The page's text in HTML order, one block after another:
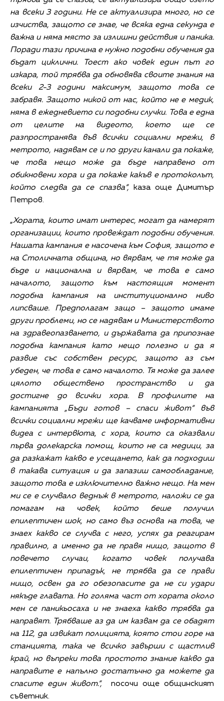
на всеки 3 години. Не се актуализира много, но се
изчиства, защото се знае, че всяка една секунда е
важна и няма място за излишни действия и паника.
Поради тази причина е нужно подобни обучения да
бъдат циклични. Тоест ако човек един път го
изкара, той трябва да обновява своите знания на
всеки 2-3 години максимум, защото това се
забравя. Защото никой от нас, който не е медик,
няма в ежедневието си подобни случки. Това е една
от целите на видеото, което ще се
разпространява във всички социални мрежи, в
метрото, надявам се и по други канали да покаже,
че това нещо може да бъде направено от
обикновени хора и да покаже какъв е протоколът,
който следва да се спазва“,каза още Димитър
Петров.
„Хората, които имат интерес, могат да намерят
организации, които провеждат подобни обучения.
Нашата кампания е насочена към София, защото е
на Столичната община, но вярвам, че тя може да
бъде и национална и вярвам, че това е само
началото, защото към настоящия момент
подобна кампания на институционално ниво
липсваше. Предполагам защо – защото имаме
други проблеми, но се надявам и Министерството
на здравеопазването, и държавата да припознае
подобна кампания като нещо полезно и да я
развие със собствен ресурс, защото аз съм
убеден, че това е само началото. Тя може да залее
цялото обществено пространство и да
достигне до всички хора. В профилите на
кампанията „Бъди готов – спаси живот“ във
всички социални мрежи ще качваме информативни
видеа с интервюта, с хора, които са оказвали
първа долекарска помощ, които не са медици, за
да разкажат какво е усещането, как да подходиш
в такава ситуация и да запазиш самообладание,
защото това е изключително важно нещо. На мен
ми се е случвало веднъж в метрото, наложи се да
помагам на човек, който беше получил
епилептичен шок, но само въз основа на това, че
знаех какво се случва с него, успях да реагирам
правилно, а именно да не правя нищо, защото в
повечето случаи, когато човек получава
епилептичен припадък, не трябва да се прави
нищо, освен да го обезопасите да не си удари
някъде главата. Но голяма част от хората около
мен се паникьосаха и не знаеха какво трябва да
направят. Трябваше аз да им казвам да се обадят
на 112, да извикат полицията, която стои горе на
станцията, така че всичко завърши с щастлив
край, но въпреки това простото знание какво да
направите е напълно достатъчно да можете да
спасите един живот.“, посочи още общинският
съветник.